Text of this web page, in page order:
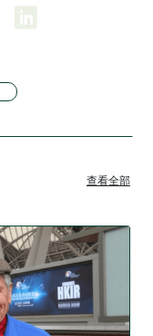
查看全部